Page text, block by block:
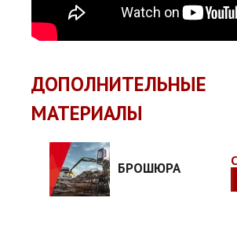
ДОПОЛНИТЕЛЬНЫЕ
МАТЕРИАЛЫ
БРОШЮРА